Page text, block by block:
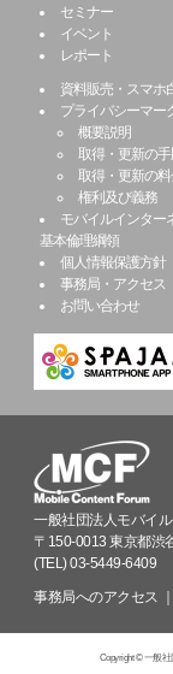
セミナー
イベント
レポート
資料販売・スマホ
プライバシーマー
概要説明
取得・更新の
取得・更新の
権利及び義務
モバイルインター
基本倫理綱領
個人情報保護方針
事務局・アクセス
お問い合わせ
一般社団法人モバイ
〒150-0013 東京都渋
(TEL) 03-5449-6409
事務局へのアクセス
Copyright © 一般